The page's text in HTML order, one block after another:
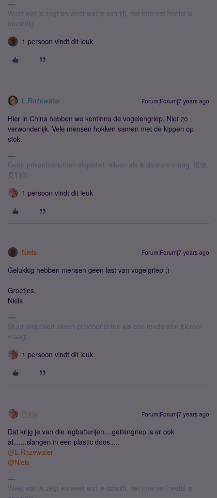
Weet wat je zegt en weet wat je schrijft, het internet heelal is
oneindig
1 persoon vindt dit leuk
L.Rozewater Forum|Forum|7 years ago
Hier in China hebben we kontinnu de vogelengriep. Niet zo
verwonderlijk. Vele mensen hokken samen met de kippen op
stok.
Geen privaatberichten alsjeblief, alleen als ik daarom vraag. 很快
見到你
1 persoon vindt dit leuk
Niels Forum|Forum|7 years ago
Gelukkig hebben mensen geen last van vogelgriep ;)
Groetjes,
Niels
Stuur alsjeblieft alleen privéberichten als een moderator hierom
vraagt.
1 persoon vindt dit leuk
Frida Forum|Forum|7 years ago
Dat krijg je van die legbatterijen....geitengriep is er ook
al.......slangen in een plastic doos.....
@L.Rozewater
@Niels
Weet wat je zegt en weet wat je schrijft, het internet heelal is